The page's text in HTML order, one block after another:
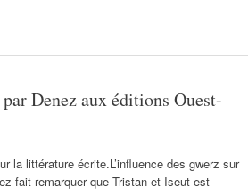
Denez aux éditions Ouest-
la littérature écrite.L’influence des gwerz sur
fait remarquer que Tristan et Iseut est